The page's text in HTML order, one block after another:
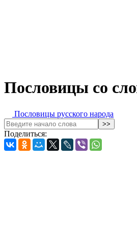
Пословицы со
Пословицы русского народа
Поделиться: